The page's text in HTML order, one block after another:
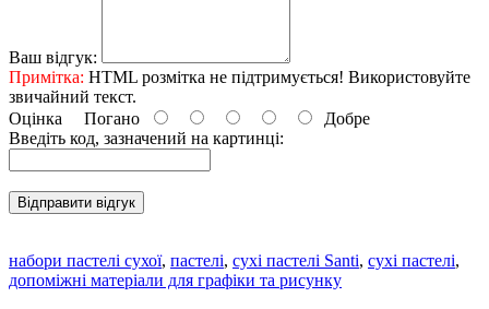
Ваш відгук:
Примітка: HTML розмітка не підтримується! Використовуйте
звичайний текст.
Оцінка Погано
Добре
Введіть код, зазначений на картинці:
Відправити відгук
набори пастелі сухої, пастелі, сухі пастелі Santi, сухі пастелі,
допоміжні матеріали для графіки та рисунку